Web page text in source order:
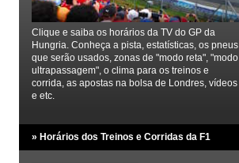
Clique e saiba os horários da TV do GP da
Hungria. Conheça a pista, estatísticas, os pneus
que serão usados, zonas de "modo reta", "modo
ultrapassagem", o clima para os treinos e
corrida, as apostas na bolsa de Londres, vídeos
e etc.
» Horários dos Treinos e Corridas da F1